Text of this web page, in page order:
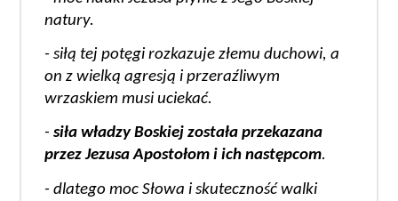
natury.
- siłą tej potęgi rozkazuje złemu duchowi, a
on z wielką agresją i przeraźliwym
wrzaskiem musi uciekać.
- siła władzy Boskiej została przekazana
przez Jezusa Apostołom i ich następcom.
- dlatego moc Słowa i skuteczność walki